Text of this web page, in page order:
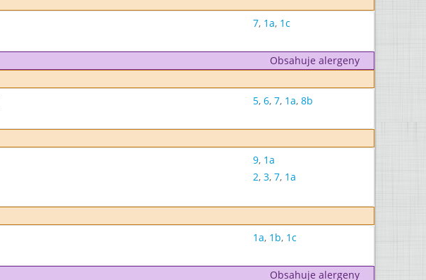
7, 1a, 1c
Obsahuje alergeny
5, 6, 7, 1a, 8b
9, 1a
2, 3, 7, 1a
1a, 1b, 1c
Obsahuje alergeny